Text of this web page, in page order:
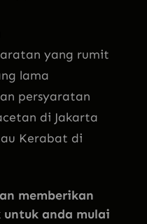
yang rumit
lama
persyaratan
di Jakarta
Kerabat di
memberikan
anda mulai